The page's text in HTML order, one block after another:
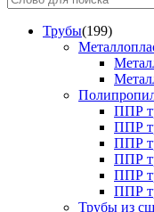
Трубы(199)
ППР
ППР
ППР
ППР
ППР
ППР
Трубы из